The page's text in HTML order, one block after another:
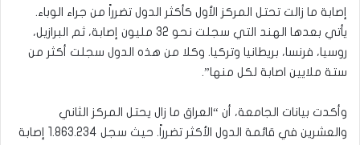
إصابة ما زالت تحتل المركز الأول كأكثر الدول تضرراً من جراء الوباء.
يأتي بعدها الهند التي سجلت نحو 32 مليون إصابة، ثم البرازيل،
روسيا، فرنسا، بريطانيا وتركيا. وكلا من هذه الدول سجلت أكثر من
ستة ملايين اصابة لكل منها”.
وأكدت بيانات الجامعة، أن “العراق ما زال يحتل المركز الثاني
والعشرين في قائمة الدول الأكثر تضرراً. حيث سجل 1.863.234 إصابة